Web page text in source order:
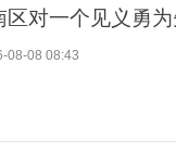
区对一个见义勇
08-08 08:43